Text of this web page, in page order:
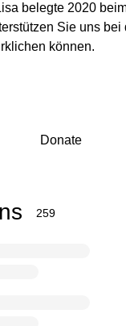
belegte 2020
Sie uns
können.
Donate
259